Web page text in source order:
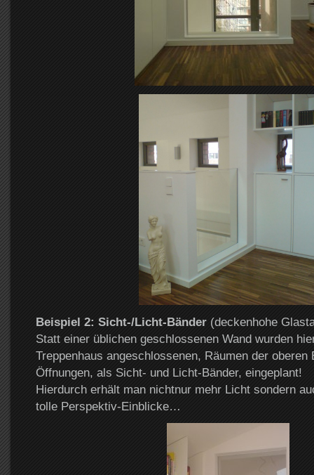
Beispiel 2: Sicht-/Licht-Bänder(deckenhohe
Statt einer üblichen geschlossenen Wand wurden
Treppenhaus angeschlossenen, Räumen der oberen
Öffnungen, als Sicht- und Licht-Bänder, eingeplant!
Hierdurch erhält man nichtnur mehr Licht sondern
tolle Perspektiv-Einblicke…